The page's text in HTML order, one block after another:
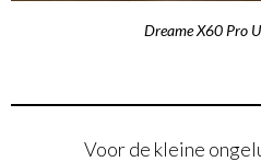
Dreame X60 Pro
Voor de kleine